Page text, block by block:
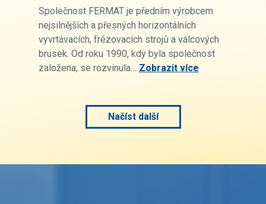
Společnost FERMAT je předním výrobcem
nejsilnějších a přesných horizontálních
vyvrtávacích, frézovacích strojů a válcových
brusek. Od roku 1990, kdy byla společnost
založena, se rozvinula… Zobrazit více
Načíst další